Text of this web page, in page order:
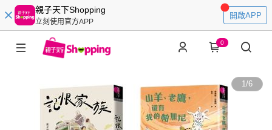
親子天下Shopping
立刻使用官方APP
開啟APP
0
1/6